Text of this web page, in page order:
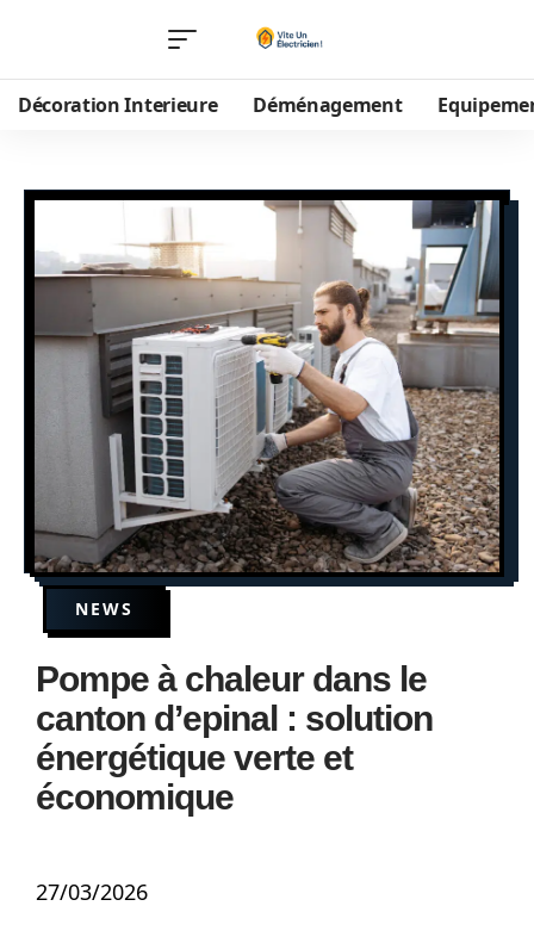
Décoration Interieure Déménagement
NEWS
Pompe à chaleur dans le
canton d’epinal : solution
énergétique verte et
économique
27/03/2026